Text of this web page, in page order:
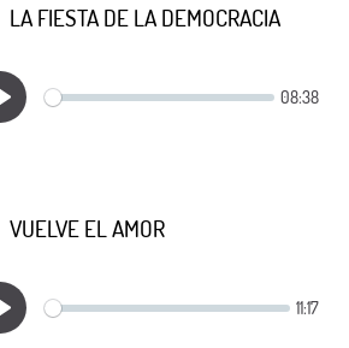
LA FIESTA DE LA DEMOCRACIA
VUELVE EL AMOR